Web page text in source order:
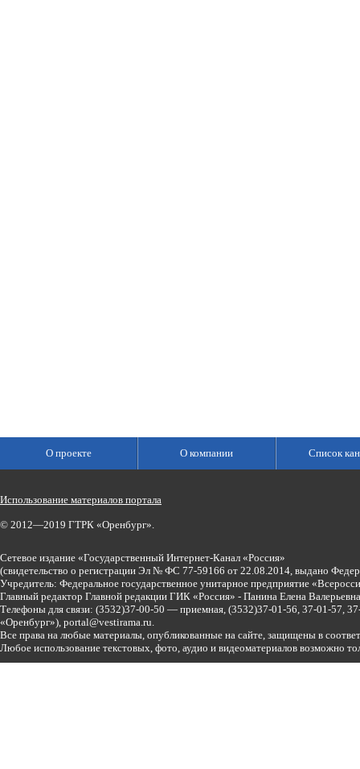
О проекте О компании Список
Использование материалов портала
© 2012—2019 ГТРК «Оренбург».
Сетевое издание «Государственный Интернет-Канал «Россия»
(свидетельство о регистрации Эл № ФС 77-59166 от 22.08.2014, выдано
Учредитель: Федеральное государственное унитарное предприятие
Главный редактор Главной редакции ГИК «Россия» - Панина Елена
Телефоны для связи: (3532)37-00-50 — приемная, (3532)37-01-56, 37-01-57,
«Оренбург»), portal@vestirama.ru.
Все права на любые материалы, опубликованные на сайте, защищены в
Любое использование текстовых, фото, аудио и видеоматериалов возможно